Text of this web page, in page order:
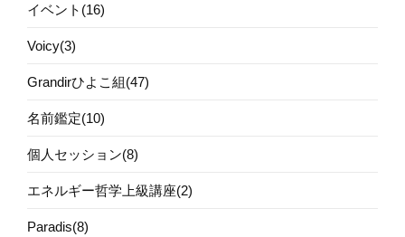
イベント(16)
Voicy(3)
Grandirひよこ組(47)
名前鑑定(10)
個人セッション(8)
エネルギー哲学上級講座(2)
Paradis(8)